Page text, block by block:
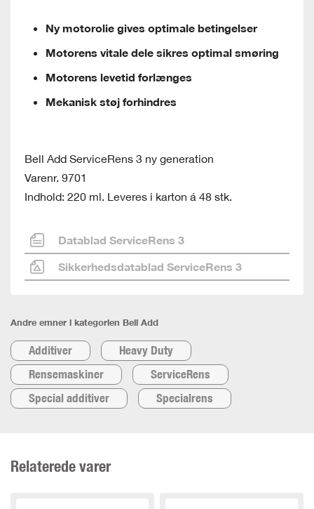
Ny motorolie gives optimale betingelser
Motorens vitale dele sikres optimal smøring
Motorens levetid forlænges
Mekanisk støj forhindres
Bell Add ServiceRens 3 ny generation
Varenr. 9701
Indhold: 220 ml. Leveres i karton á 48 stk.
Datablad ServiceRens 3
Sikkerhedsdatablad ServiceRens 3
Andre emner i kategorien Bell Add
Additiver
Heavy Duty
Rensemaskiner
ServiceRens
Special additiver
Specialrens
Relaterede varer